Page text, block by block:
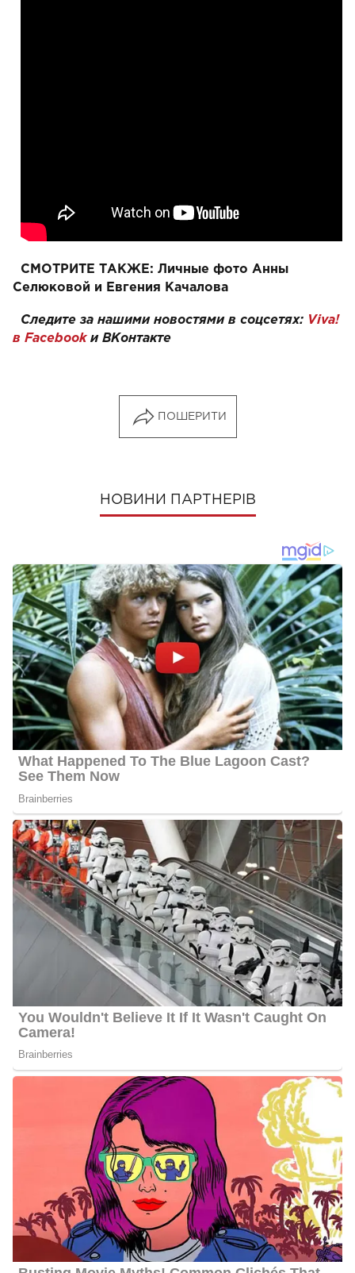
СМОТРИТЕ ТАКЖЕ: Личные фото Анны
Селюковой и Евгения Качалова
Следите за нашими новостями в соцсетях: Viva!
в Facebookи ВКонтакте
ПОШЕРИТИ
НОВИНИ ПАРТНЕРІВ